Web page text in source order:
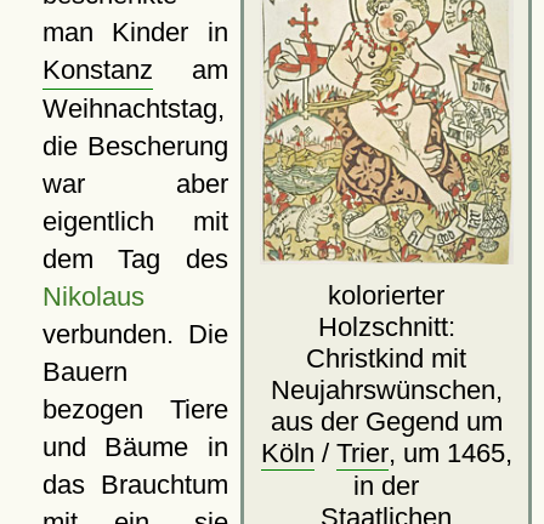
kolorierter
Holzschnitt:
Christkind mit
Neujahrswünschen,
aus der Gegend um
Köln / Trier, um 1465,
in der
Staatlichen
man Kinder in
Konstanz am
Weihnachtstag,
die Bescherung
war aber
eigentlich mit
dem Tag des
Nikolaus
verbunden. Die
Bauern
bezogen Tiere
und Bäume in
das Brauchtum